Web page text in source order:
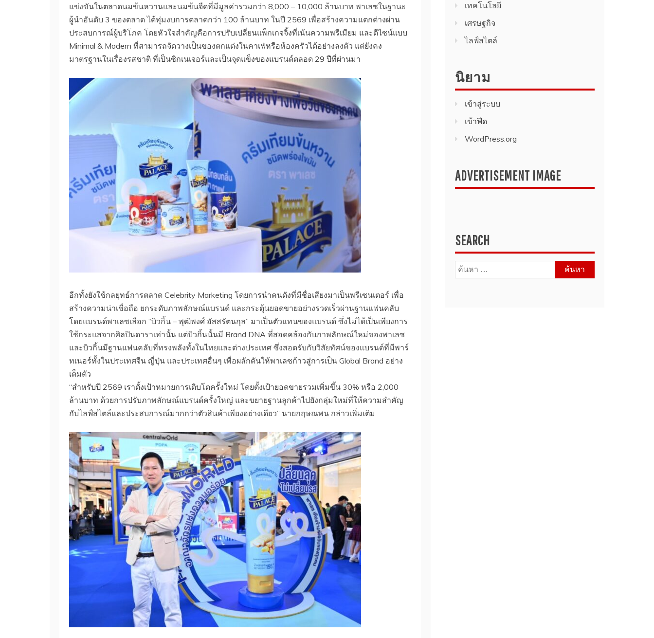
แข่งขันในตลาดนมข้นหวานและนมข้นจืดที่มีมูลค่ารวมกว่า 8,000 – 10,000 ล้านบาท พาเลซในฐานะ
ผู้นำอันดับ 3 ของตลาด ได้ทุ่มงบการตลาดกว่า 100 ล้านบาท ในปี 2569 เพื่อสร้างความแตกต่างผ่าน
ประสบการณ์ผู้บริโภค โดยหัวใจสำคัญคือการปรับเปลี่ยนแพ็กเกจจิ้งที่เน้นความพรีเมียม และดีไซน์แบบ
Minimal & Modern ที่สามารถจัดวางเป็นของตกแต่งในคาเฟ่หรือห้องครัวได้อย่างลงตัว แต่ยังคง
มาตรฐานในเรื่องรสชาติ ที่เป็นซิกเนเจอร์และเป็นจุดแข็งของแบรนด์ตลอด 29 ปีที่ผ่านมา
อีกทั้งยังใช้กลยุทธ์การตลาด Celebrity Marketing โดยการนำคนดังที่มีชื่อเสียงมาเป็นพรีเซนเตอร์ เพื่อ
สร้างความน่าเชื่อถือ ยกระดับภาพลักษณ์แบรนด์ และกระตุ้นยอดขายอย่างรวดเร็วผ่านฐานแฟนคลับ
โดยแบรนด์พาเลซเลือก “บิวกิ้น – พุฒิพงศ์ อัสสรัตนกุล” มาเป็นตัวแทนของแบรนด์ ซึ่งไม่ได้เป็นเพียงการ
ใช้กระแสจากศิลปินดาราเท่านั้น แต่บิวกิ้นนั้นมี Brand DNA ที่สอดคล้องกับภาพลักษณ์ใหม่ของพาเลซ
และบิวกิ้นมีฐานแฟนคลับที่ทรงพลังทั้งในไทยและต่างประเทศ ซึ่งสอดรับกับวิสัยทัศน์ของแบรนด์ที่มีพาร์
ทเนอร์ทั้งในประเทศจีน ญี่ปุ่น และประเทศอื่นๆ เพื่อผลักดันให้พาเลซก้าวสู่การเป็น Global Brand อย่าง
เต็มตัว
“สำหรับปี 2569 เราตั้งเป้าหมายการเติบโตครั้งใหม่ โดยตั้งเป้ายอดขายรวมเพิ่มขึ้น 30% หรือ 2,000
ล้านบาท ด้วยการปรับภาพลักษณ์แบรนด์ครั้งใหญ่ และขยายฐานลูกค้าไปยังกลุ่มใหม่ที่ให้ความสำคัญ
กับไลฟ์สไตล์และประสบการณ์มากกว่าตัวสินค้าเพียงอย่างเดียว” นายกฤษณพน กล่าวเพิ่มเติม
เทคโนโลยี
เศรษฐกิจ
ไลฟ์สไตล์
นิยาม
เข้าสู่ระบบ
เข้าฟีด
WordPress.org
ADVERTISEMENT IMAGE
SEARCH
ค้นหา
สำหรับ: